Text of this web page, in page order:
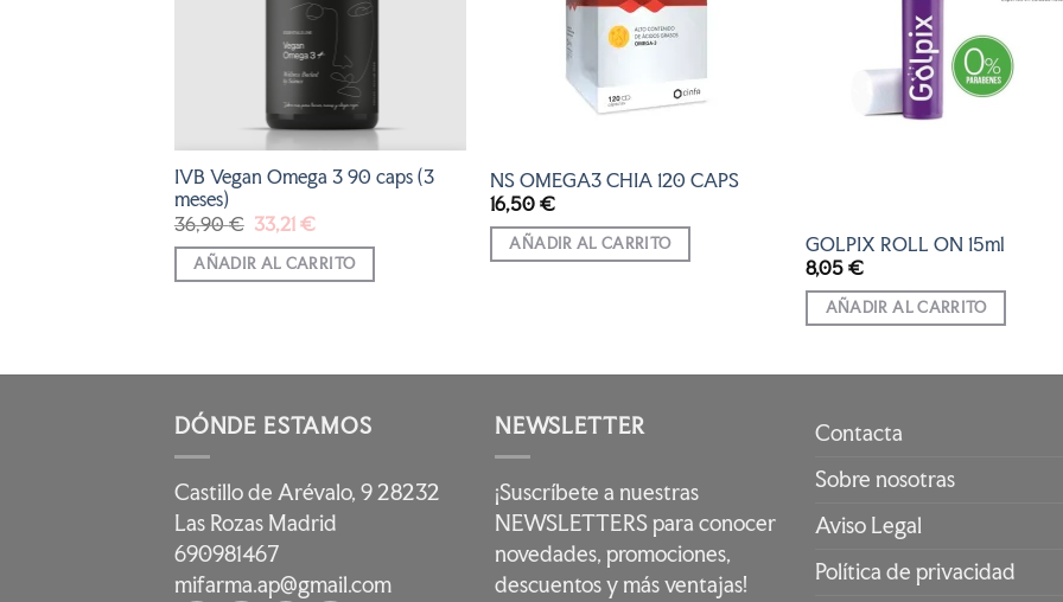
DESEOS
IVB Vegan Omega 3 90 caps (3
meses)
36,90€ El
precio
original
era:
36,90 €.
33,21€El
actual
es:
33,21 €.
AÑADIR AL CARRITO
NS OMEGA3 CHIA 120 CAPS
16,50€
AÑADIR AL CARRITO
GOLPIX ROLL ON 15ml
8,05€
AÑADIR AL CARRITO
DÓNDE ESTAMOS
Castillo de Arévalo, 9 28232
Las Rozas Madrid
690981467
mifarma.ap@gmail.com
NEWSLETTER
¡Suscríbete a nuestras
NEWSLETTERS para conocer
novedades, promociones,
descuentos y más ventajas!
Contacta
Sobre nosotras
Aviso Legal
Política de privacidad